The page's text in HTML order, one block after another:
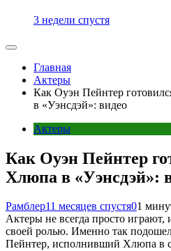
3 недели спустя
Главная
Актеры
Как Оуэн Пейнтер
в «Уэнсдэй»: видео
Актеры
Как Оуэн Пейнтер
Хлюпа в «Уэнсдэй»:
Рамблер11 месяцев спустя01
Актеры не всегда просто играют,
своей ролью. Именно так
Пейнтер, исполнивший Хлюпа в